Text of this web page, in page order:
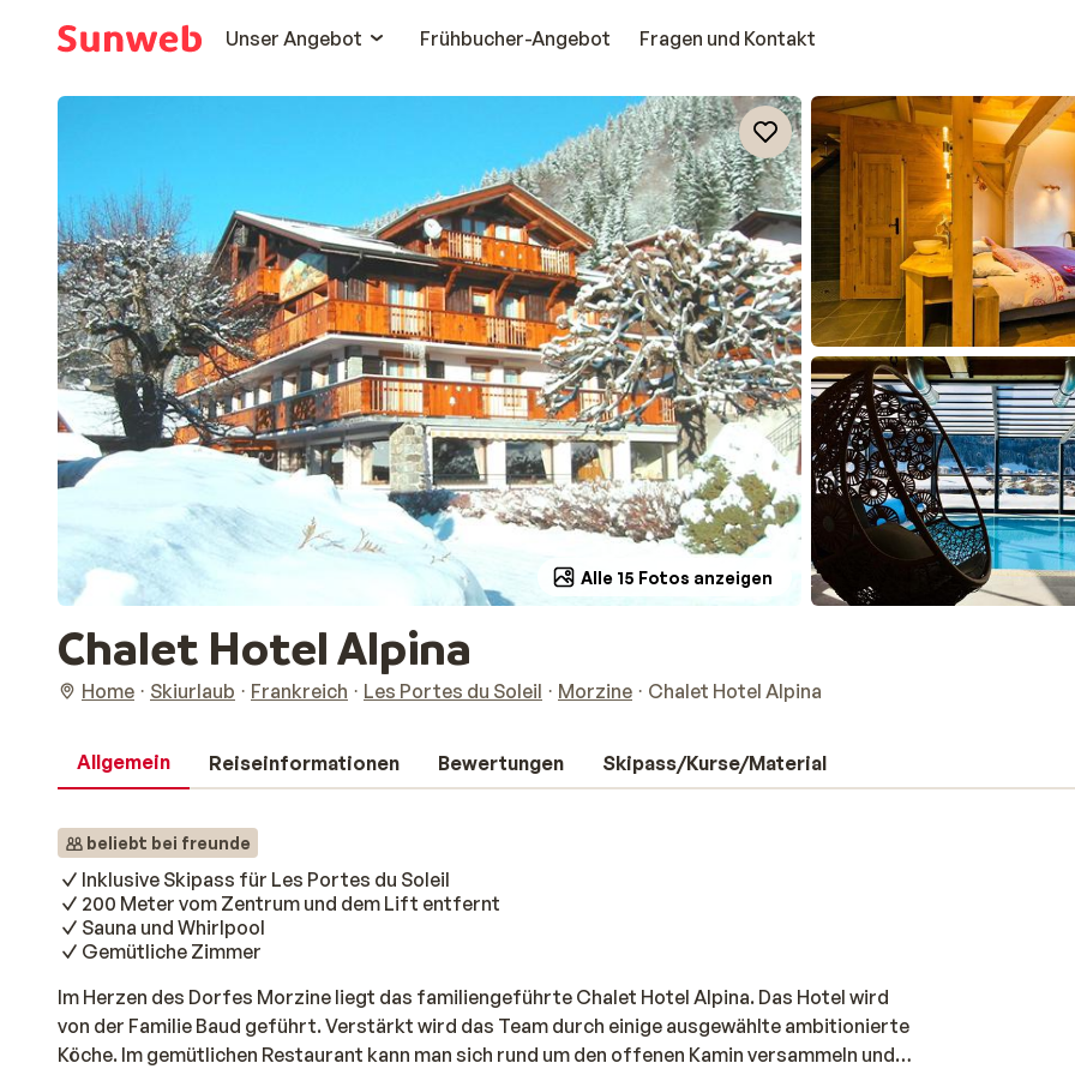
Unser Angebot
Frühbucher-Angebot Fragen und Kontakt
Alle 15 Fotos anzeigen
Chalet Hotel Alpina
Home Skiurlaub Frankreich Les Portes du Soleil Morzine Chalet Hotel Alpina
Allgemein Reiseinformationen Bewertungen Skipass/Kurse/Material
beliebt bei freunde
Inklusive Skipass für Les Portes du Soleil
200 Meter vom Zentrum und dem Lift entfernt
Sauna und Whirlpool
Gemütliche Zimmer
Im Herzen des Dorfes Morzine liegt das familiengeführte Chalet Hotel Alpina. Das Hotel wird
von der Familie Baud geführt. Verstärkt wird das Team durch einige ausgewählte ambitionierte
Köche. Im gemütlichen Restaurant kann man sich rund um den offenen Kamin versammeln und